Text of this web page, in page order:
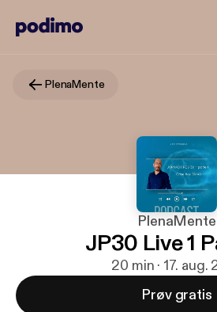
PlenaMente
PlenaMente
JP30 Live 1
20 min · 17. aug.
Prøv gratis